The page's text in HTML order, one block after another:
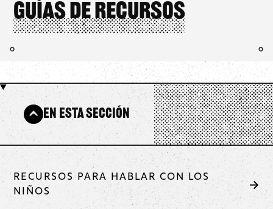
Guías de recursos
En esta sección
RECURSOS PARA HABLAR CON LOS
NIÑOS